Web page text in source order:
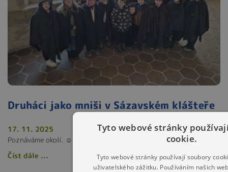
Druháci jako mniši v Sázavském klášteře
17. 11. 2025
Poznáváme okolí. ☺️
Číst dále ...
Tyto webové stránky
cookie.
Tyto webové stránky používají soubory
uživatelského zážitku. Používáním našich